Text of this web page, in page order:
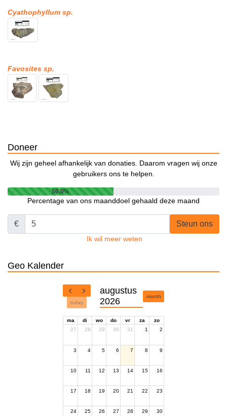
Cyathophyllum sp.
Favosites sp.
Doneer
Wij zijn geheel afhankelijk van donaties. Daarom vragen wij onze
gebruikers ons te helpen.
50.0%
Percentage van ons maanddoel gehaald deze maand
€ Steun ons
Ik wil meer weten
Geo Kalender
today
augustus
2026
month
ma di wo do vr za
zo
27
28 29 30 31 1 2
3 4 5 6 7 8 9
10 11 12 13 14 15 16
17 18 19 20 21 22 23
24 25 26 27 28 29 30